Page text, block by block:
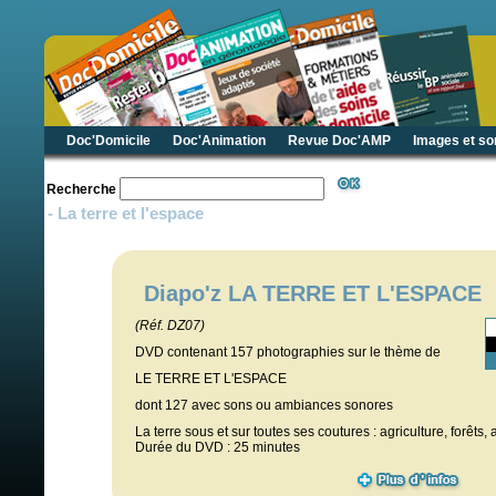
Doc'Domicile Doc'Animation Revue Doc'AMP Images et
Recherche
- La terre et l'espace
Diapo'z LA TERRE ET L'ESPACE
(Réf. DZ07)
DVD contenant 157 photographies sur le thème de
LE TERRE ET L'ESPACE
dont 127 avec sons ou ambiances sonores
La terre sous et sur toutes ses coutures : agriculture, forêts,
Durée du DVD : 25 minutes